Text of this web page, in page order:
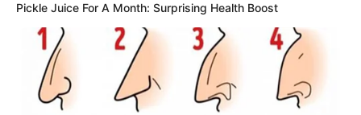
Pickle Juice For A Month: Surprising Health Boost